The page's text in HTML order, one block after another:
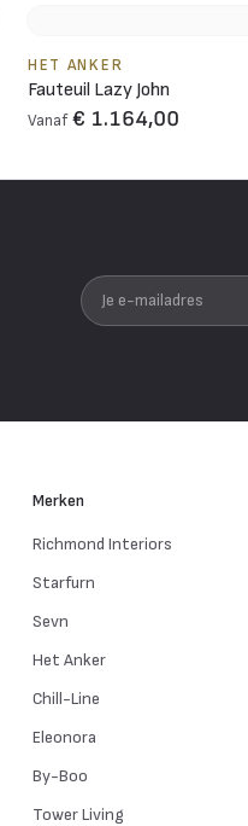
HET ANKER
Fauteuil Lazy John
Vanaf € 1.164,00
Je e-mailadres
Merken
Richmond Interiors
Starfurn
Sevn
Het Anker
Chill-Line
Eleonora
By-Boo
Tower Living